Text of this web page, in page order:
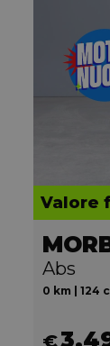
Valore
Abs
0 km | 124